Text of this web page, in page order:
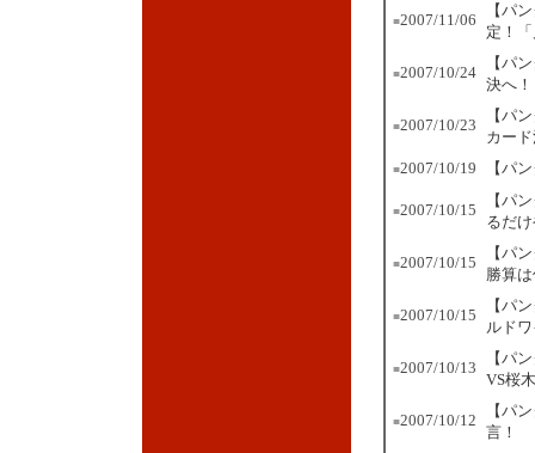
■2007/11/06
【パ
定！
■2007/10/24
【パ
決へ
■2007/10/23
【パ
カー
■2007/10/19 【パ
■2007/10/15
【パ
るだ
■2007/10/15
【パ
勝算
■2007/10/15
【パ
ルド
■2007/10/13
【パ
VS桜
■2007/10/12
【パ
言！